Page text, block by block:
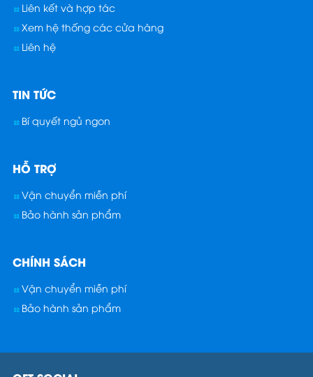
Liên kết và hợp tác
Xem hệ thống các cửa hàng
Liên hệ
TIN TỨC
Bí quyết ngủ ngon
HỖ TRỢ
Vận chuyển miễn phí
Bảo hành sản phẩm
CHÍNH SÁCH
Vận chuyển miễn phí
Bảo hành sản phẩm